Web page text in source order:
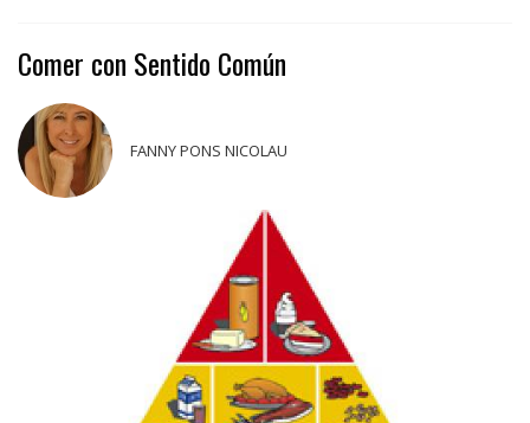
Comer con Sentido Común
FANNY PONS NICOLAU